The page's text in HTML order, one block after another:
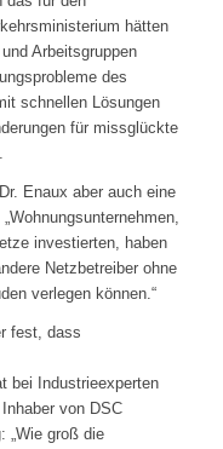
hätten
Arbeitsgruppen
des
schnellen Lösungen
für missglückte
Enaux aber auch eine
investierten, haben
Netzbetreiber ohne
verlegen können.“
fest, dass
bei Industrieexperten
von DSC
„Wie groß die